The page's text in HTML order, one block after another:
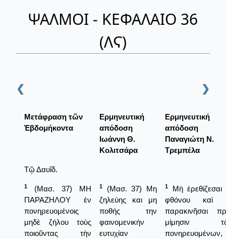
ΨΑΛΜΟΙ - ΚΕΦΑΛΑΙΟ 36
(ΛϚ)
❮ ❯
Μετάφραση τῶν
Ἑβδομήκοντα
Ερμηνευτική
απόδοση
Ιωάννη Θ.
Κολιτσάρα
Ερμηνευτική
απόδοση
Παναγιώτη Ν.
Τρεμπέλα
Τῷ Δαυΐδ.
1
(Μασ. 37) ΜΗ
ΠΑΡΑΖΗΛΟΥ ἐν
πονηρευομένοις
μηδὲ ζήλου τοὺς
ποιοῦντας τὴν
1
(Μασ. 37) Μη
ζηλεύης και μη
ποθής την
φαινομενικήν
ευτυχίαν
1
Μὴ ἐρεθίζεσαι
φθόνου καὶ
παρακινῆσαι
μίμησιν
πονηρευομένων,